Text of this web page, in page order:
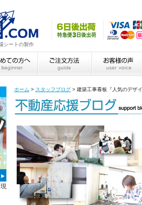
シートの製作
ホーム > スタッフブログ > 建築工事看板『人気のデザ